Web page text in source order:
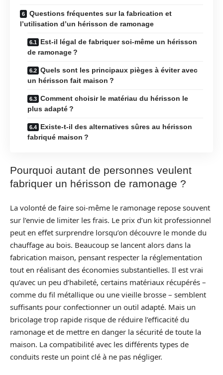
Questions fréquentes sur la fabrication et
l’utilisation d’un hérisson de ramonage
Est-il légal de fabriquer soi-même un hérisson
de ramonage ?
Quels sont les principaux pièges à éviter avec
un hérisson fait maison ?
Comment choisir le matériau du hérisson le
plus adapté ?
Existe-t-il des alternatives sûres au hérisson
fabriqué maison ?
Pourquoi autant de personnes veulent
fabriquer un hérisson de ramonage ?
La volonté de faire soi-même le ramonage repose souvent
sur l’envie de limiter les frais. Le prix d’un kit professionnel
peut en effet surprendre lorsqu’on découvre le monde du
chauffage au bois. Beaucoup se lancent alors dans la
fabrication maison, pensant respecter la réglementation
tout en réalisant des économies substantielles. Il est vrai
qu’avec un peu d’habileté, certains matériaux récupérés –
comme du fil métallique ou une vieille brosse – semblent
suffisants pour confectionner un outil adapté. Mais un
bricolage trop rapide risque de réduire l’efficacité du
ramonage et de mettre en danger la sécurité de toute la
maison. La compatibilité avec les différents types de
conduits reste un point clé à ne pas négliger.